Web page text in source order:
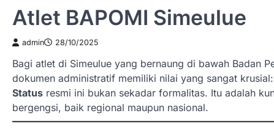
Atlet BAPOMI Simeulue
admin 28/10/2025
Bagi atlet di Simeulue yang bernaung di bawah Badan
dokumen administratif memiliki nilai yang sangat
Status resmi ini bukan sekadar formalitas. Itu adalah
bergengsi, baik regional maupun nasional.